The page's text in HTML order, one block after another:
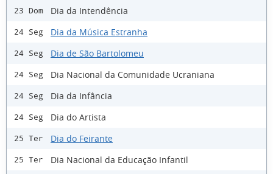
23 Dom Dia da Intendência
24 Seg Dia da Música Estranha
24 Seg Dia de São Bartolomeu
24 Seg Dia Nacional da Comunidade Ucraniana
24 Seg Dia da Infância
24 Seg Dia do Artista
25 Ter Dia do Feirante
25 Ter Dia Nacional da Educação Infantil